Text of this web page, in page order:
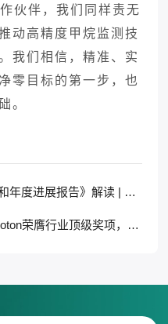
伙伴，我们同样责无
动高精度甲烷监测技
我们相信，精准、实
零目标的第一步，也
。
《2025全球碳中和年度进展报告》解读 | 全球碳中和进程进入关键执行期
喜报 | HealthyPhoton荣膺行业顶级奖项，创新实力获国际权威认可